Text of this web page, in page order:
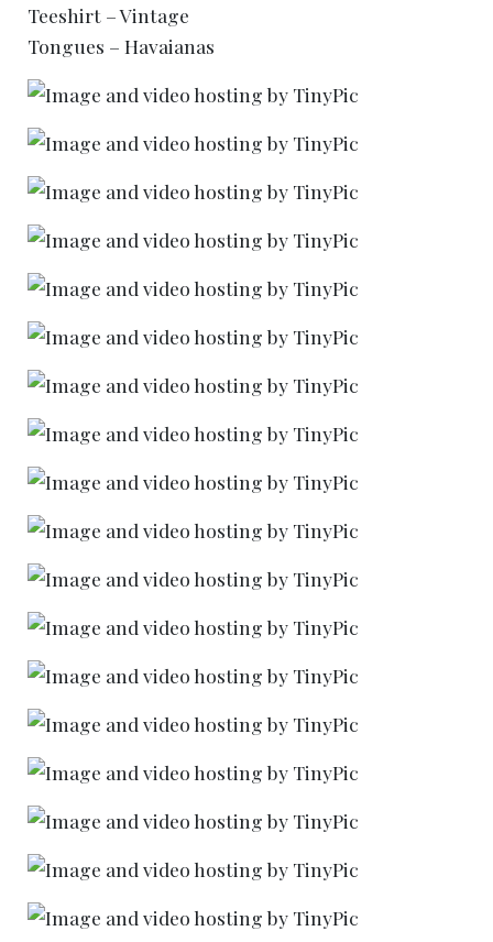
Teeshirt – Vintage
Tongues – Havaianas